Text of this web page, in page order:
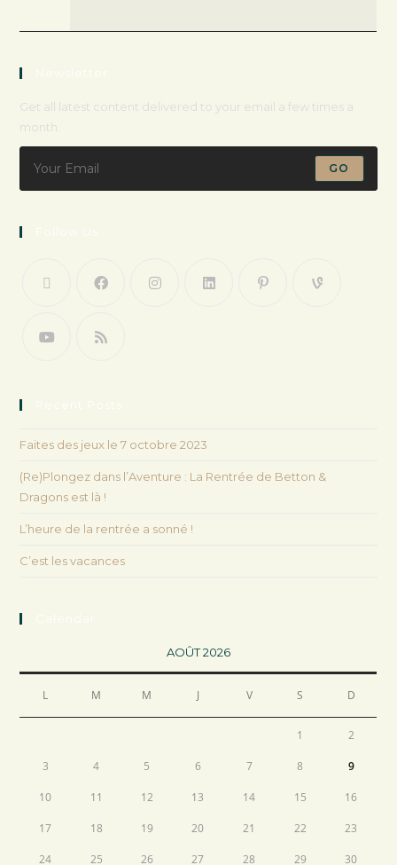
Get all latest content delivered to your email a few times a
month.
GO
Faites des jeux le 7 octobre 2023
(Re)Plongez dans l’Aventure : La Rentrée de Betton &
Dragons est là !
L’heure de la rentrée a sonné !
C’est les vacances
AOÛT 2026
L M M J V S D
1 2
3 4 5 6 7 8 9
10 11 12 13 14 15 16
17 18 19 20 21 22 23
24 25 26 27 28 29 30